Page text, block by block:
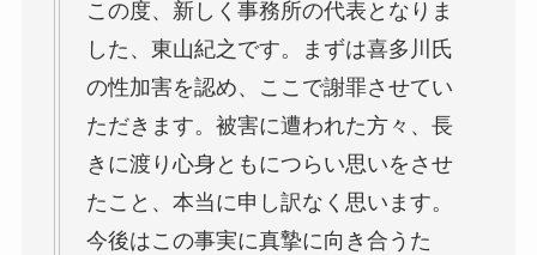
この度、新しく事務所の代表となりま
した、東山紀之です。まずは喜多川氏
の性加害を認め、ここで謝罪させてい
ただきます。被害に遭われた方々、長
きに渡り心身ともにつらい思いをさせ
たこと、本当に申し訳なく思います。
今後はこの事実に真摯に向き合うた